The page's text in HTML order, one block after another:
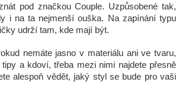
pod značkou Couple. Uzpůsobené tak,
i na ta nejmenší ouška. Na zapínání typu
udrží tam, kde mají být.
nemáte jasno v materiálu ani ve tvaru,
tipy a kdoví, třeba mezi nimi najdete přesně
alespoň vědět, jaký styl se bude pro vaši